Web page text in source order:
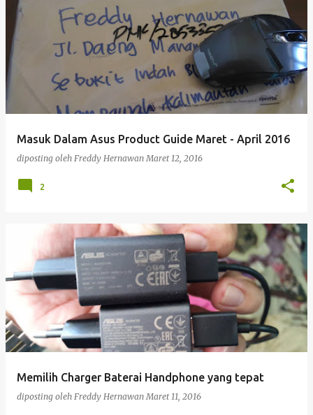
Masuk Dalam Asus Product Guide Maret - April 2016
diposting oleh Freddy Hernawan Maret 12, 2016
2
Memilih Charger Baterai Handphone yang tepat
diposting oleh Freddy Hernawan Maret 11, 2016